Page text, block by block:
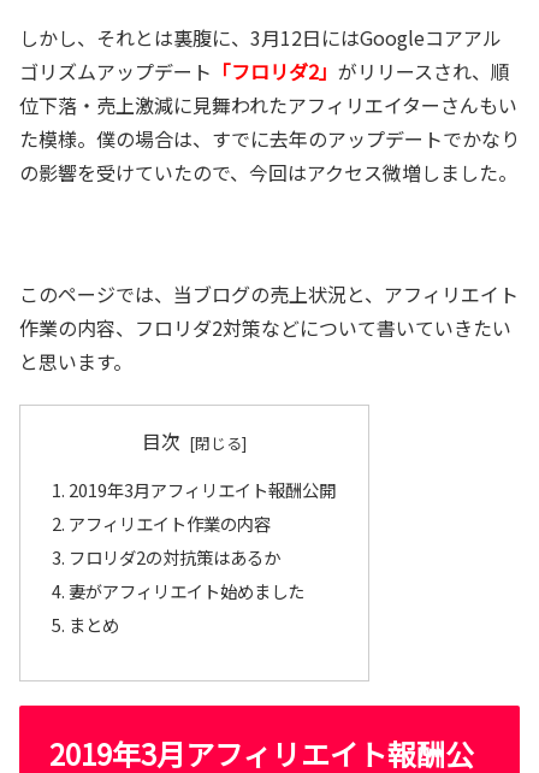
しかし、それとは裏腹に、3月12日にはGoogleコアアル
ゴリズムアップデート 「フロリダ2」 がリリースされ、順
位下落・売上激減に見舞われたアフィリエイターさんもい
た模様。僕の場合は、すでに去年のアップデートでかなり
の影響を受けていたので、今回はアクセス微増しました。
このページでは、当ブログの売上状況と、アフィリエイト
作業の内容、フロリダ2対策などについて書いていきたい
と思います。
目次
2019年3月アフィリエイト報酬公開
アフィリエイト作業の内容
フロリダ2の対抗策はあるか
妻がアフィリエイト始めました
まとめ
2019年3月アフィリエイト報酬公